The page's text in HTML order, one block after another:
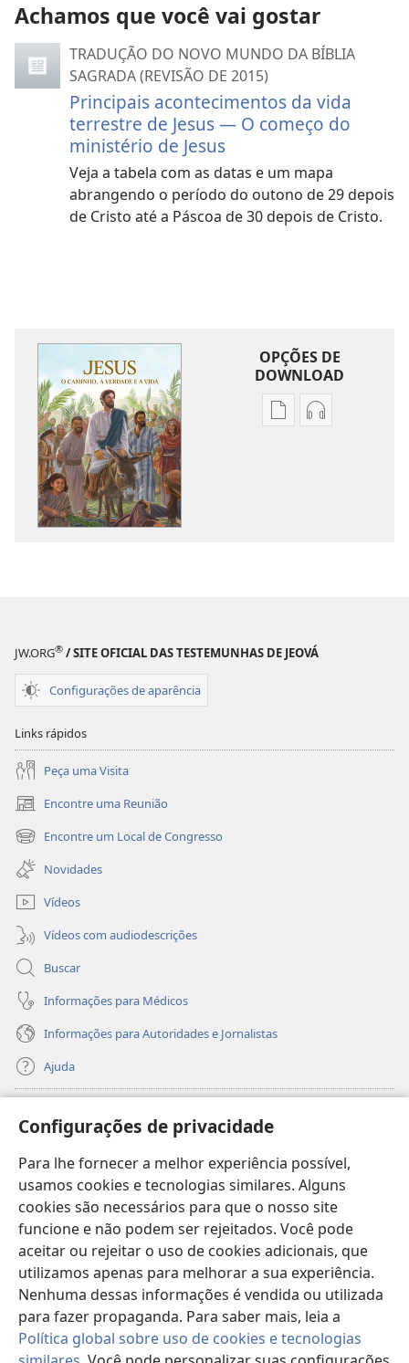
Configurações de privacidade
Para lhe fornecer a melhor experiência possível,
usamos cookies e tecnologias similares. Alguns
cookies são necessários para que o nosso site
funcione e não podem ser rejeitados. Você pode
aceitar ou rejeitar o uso de cookies adicionais, que
utilizamos apenas para melhorar a sua experiência.
Nenhuma dessas informações é vendida ou utilizada
para fazer propaganda. Para saber mais, leia a
Política global sobre uso de cookies e tecnologias
Achamos que você vai gostar
TRADUÇÃO DO NOVO MUNDO DA BÍBLIA
SAGRADA (REVISÃO DE 2015)
Principais acontecimentos da vida
terrestre de Jesus — O começo do
ministério de Jesus
Veja a tabela com as datas e um mapa
abrangendo o período do outono de 29 depois
de Cristo até a Páscoa de 30 depois de Cristo.
OPÇÕES DE
DOWNLOAD
Opções
Vida
Opções
a
Vida
JW.ORG® / SITE OFICIAL DAS TESTEMUNHAS DE JEOVÁ
Configurações de aparência
Links rápidos
Peça uma Visita
Encontre uma Reunião
(abre
nova
janela)
Encontre um Local de Congresso
(abre
nova
janela)
Novidades
Vídeos
Vídeos com audiodescrições
Buscar
Informações para Médicos
Informações para Autoridades e Jornalistas
Ajuda
(abre
nova
janela)
Biblioteca On-line da Torre de Vigia™
(abre
nova
janela)JW Hub
(abre
nova
janela)JW Library
Watchtower Library